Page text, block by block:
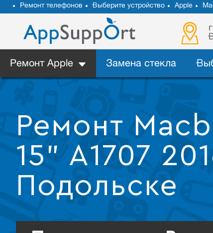
Ремонт телефонов Выберите устройство Apple
Ремонт Apple Замена стекла
Ремонт
15" A1707
Подольске